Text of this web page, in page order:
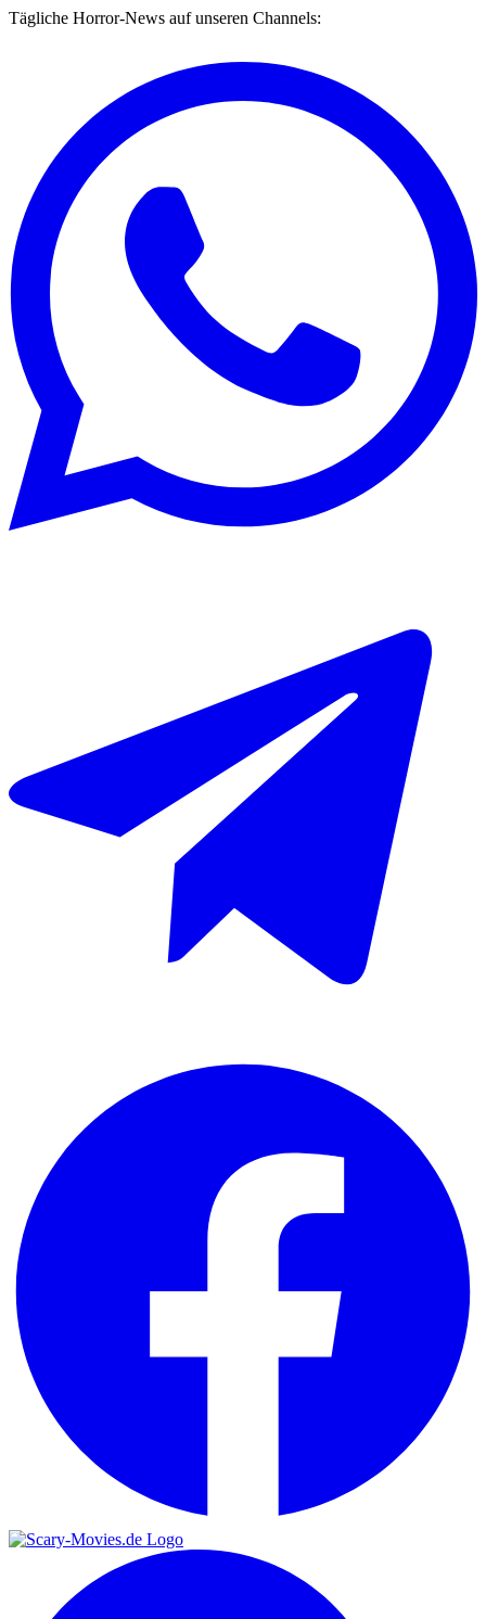
Tägliche Horror-News auf unseren Channels: